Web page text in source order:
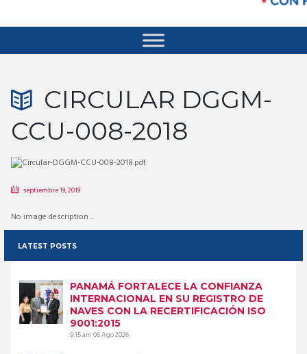
CIRCULAR DGGM-
CCU-008-2018
septiembre 19, 2019
No image description ...
LATEST POSTS
PANAMÁ FORTALECE LA CONFIANZA
INTERNACIONAL EN SU REGISTRO DE
NAVES CON LA RECERTIFICACIÓN ISO
9001:2015
9:15 am06 Ago 2026